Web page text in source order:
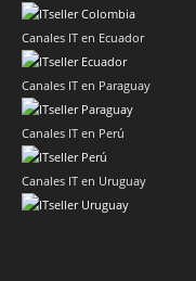
Canales IT en Ecuador
Canales IT en Paraguay
Canales IT en Perú
Canales IT en Uruguay